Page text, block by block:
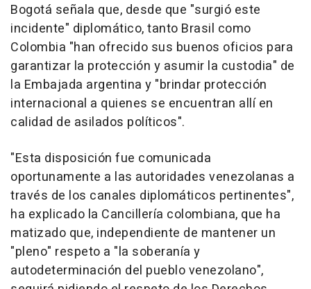
Bogotá señala que, desde que "surgió este
incidente" diplomático, tanto Brasil como
Colombia "han ofrecido sus buenos oficios para
garantizar la protección y asumir la custodia" de
la Embajada argentina y "brindar protección
internacional a quienes se encuentran allí en
calidad de asilados políticos".
"Esta disposición fue comunicada
oportunamente a las autoridades venezolanas a
través de los canales diplomáticos pertinentes",
ha explicado la Cancillería colombiana, que ha
matizado que, independiente de mantener un
"pleno" respeto a "la soberanía y
autodeterminación del pueblo venezolano",